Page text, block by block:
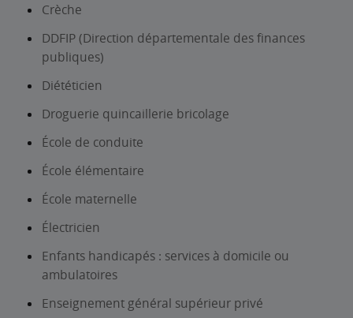
Crèche
DDFIP (Direction départementale des finances
publiques)
Diététicien
Droguerie quincaillerie bricolage
École de conduite
École élémentaire
École maternelle
Électricien
Enfants handicapés : services à domicile ou
ambulatoires
Enseignement général supérieur privé